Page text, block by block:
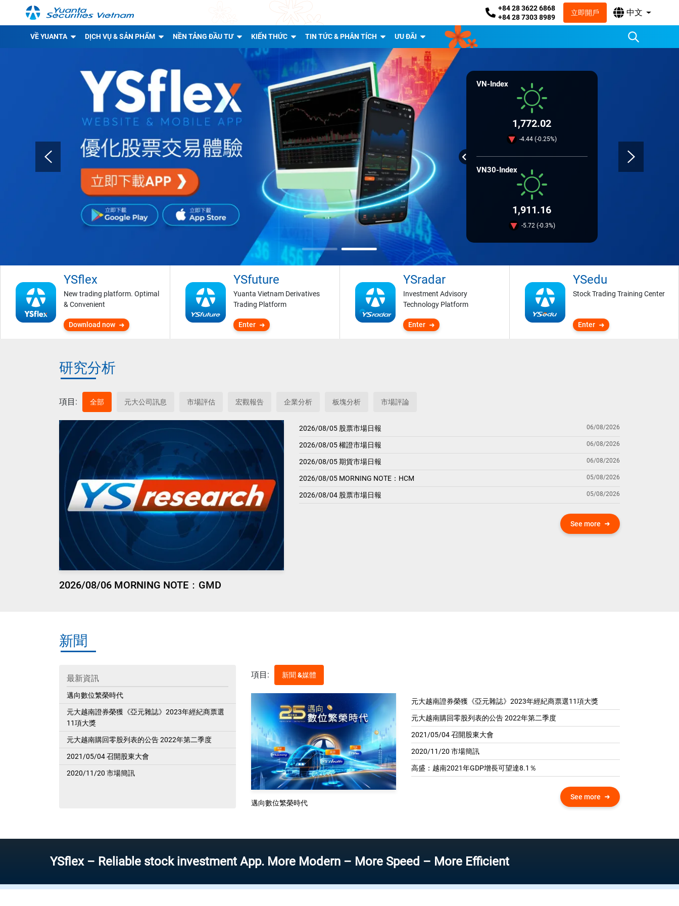
+84 28 3622 6868
+84 28 7303 8989
立即開戶 中文
VỀ YUANTA DỊCH VỤ & SẢN PHẨM NỀN TẢNG ĐẦU TƯ KIẾN THỨC TIN TỨC & PHÂN TÍCH ƯU ĐÃI
VN-Index
1,772.02
-4.44 (-0.25%)
VN30-Index
1,911.16
-5.72 (-0.3%)
YSflex
New trading platform. Optimal
& Convenient
Download now
YSfuture
Yuanta Vietnam Derivatives
Trading Platform
Enter
YSradar
Investment Advisory
Technology Platform
Enter
YSedu
Stock Trading Training Center
Enter
研究分析
項目: 全部 元大公司訊息 市場評估 宏觀報告 企業分析 板塊分析 市場評論
2026/08/06 MORNING NOTE：GMD
2026/08/05 股票市場日報 06/08/2026
2026/08/05 權證市場日報 06/08/2026
2026/08/05 期貨市場日報 06/08/2026
2026/08/05 MORNING NOTE：HCM 05/08/2026
2026/08/04 股票市場日報 05/08/2026
See more
新聞
最新資訊
邁向數位繁榮時代
元大越南證券榮獲《亞元雜誌》2023年經紀商票選
11項大獎
元大越南購回零股列表的公告 2022年第二季度
2021/05/04 召開股東大會
2020/11/20 市場簡訊
項目: 新聞 &媒體
邁向數位繁榮時代
元大越南證券榮獲《亞元雜誌》2023年經紀商票選11項大獎
元大越南購回零股列表的公告 2022年第二季度
2021/05/04 召開股東大會
2020/11/20 市場簡訊
高盛：越南2021年GDP增​​長可望達8.1％
See more
YSflex – Reliable stock investment App. More Modern – More Speed – More Efficient